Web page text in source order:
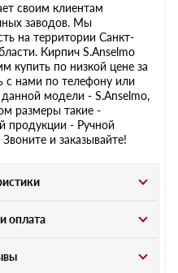
своим клиентам
заводов. Мы
на территории Санкт-
Кирпич S.Anselmo
купить по низкой цене за
с нами по телефону или
данной модели - S.Anselmo,
размеры такие -
продукции - Ручной
и заказывайте!
оплата